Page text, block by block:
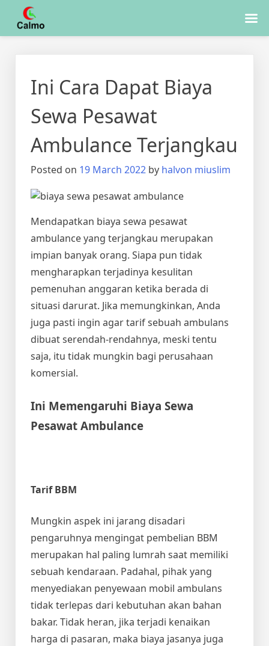
contentIni Cara Dapat Biaya
Sewa Pesawat
Ambulance Terjangkau
Posted on 19 March 2022 by halvon miuslim
Mendapatkan biaya sewa pesawat
ambulanceyang terjangkau merupakan
impian banyak orang. Siapa pun tidak
mengharapkan terjadinya kesulitan
pemenuhan anggaran ketika berada di
situasi darurat. Jika memungkinkan, Anda
juga pasti ingin agar tarif sebuah ambulans
dibuat serendah-rendahnya, meski tentu
saja, itu tidak mungkin bagi perusahaan
komersial.
Ini Memengaruhi Biaya Sewa
Pesawat Ambulance
Tarif BBM
Mungkin aspek ini jarang disadari
pengaruhnya mengingat pembelian BBM
merupakan hal paling lumrah saat memiliki
sebuah kendaraan. Padahal, pihak yang
menyediakan penyewaan mobil ambulans
tidak terlepas dari kebutuhan akan bahan
bakar. Tidak heran, jika terjadi kenaikan
harga di pasaran, maka biaya jasanya juga